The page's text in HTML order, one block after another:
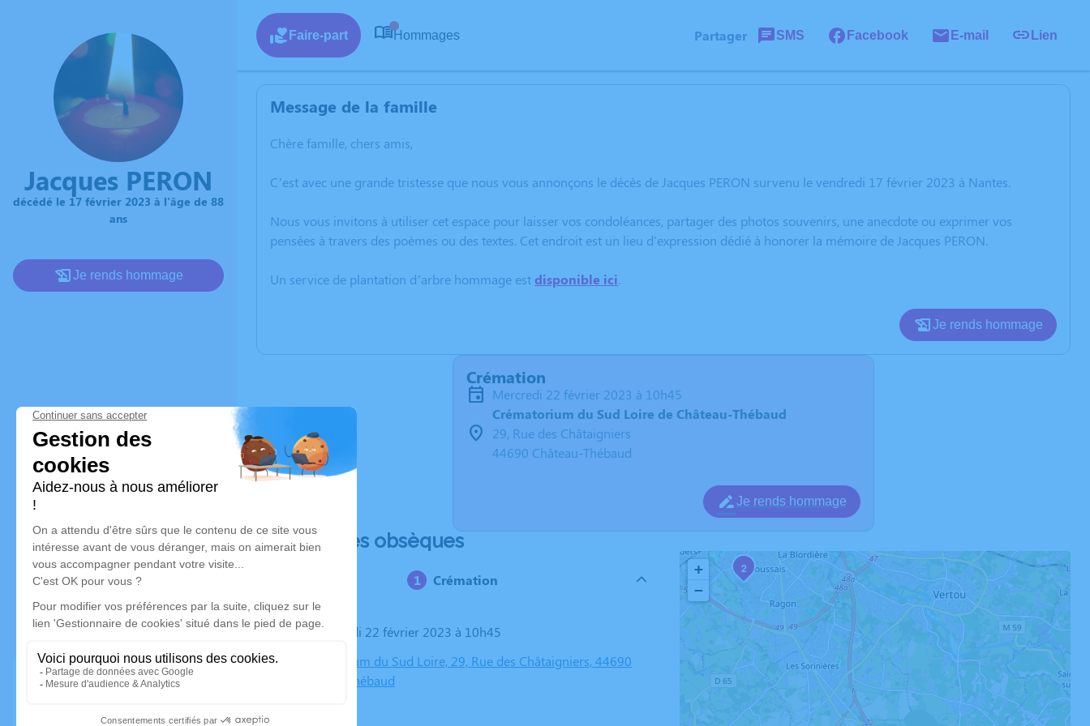
Jacques PERON
décédé le 17 février 2023 à l'âge de 88
ans
Je rends hommage
Faire-part Hommages Partager SMS Facebook E-mail Lien
Message de la famille
Chère famille, chers amis,
C’est avec une grande tristesse que nous vous annonçons le décès de Jacques PERON survenu le vendredi 17 février 2023 à Nantes.
Nous vous invitons à utiliser cet espace pour laisser vos condoléances, partager des photos souvenirs, une anecdote ou exprimer vos
pensées à travers des poèmes ou des textes. Cet endroit est un lieu d'expression dédié à honorer la mémoire de Jacques PERON.
Un service de plantation d’arbre hommage estdisponible ici.
Je rends hommage
Crémation
mercredi 22 février 2023 à 10h45
Crématorium du Sud Loire de Château-Thébaud
29, Rue des Châtaigniers
44690 Château-Thébaud
Je rends hommage
Déroulé des obsèques
Crémation
Le mercredi 22 février 2023 à 10h45
Crématorium du Sud Loire, 29, Rue des Châtaigniers, 44690
Château-Thébaud
2
+
−